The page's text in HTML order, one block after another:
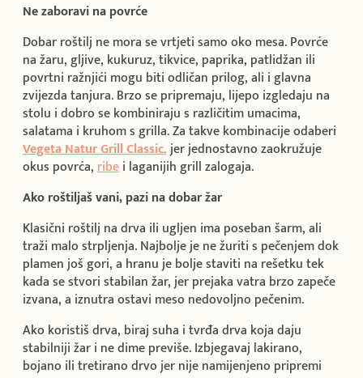
Ne zaboravi na povrće
Dobar roštilj ne mora se vrtjeti samo oko mesa. Povrće
na žaru, gljive, kukuruz, tikvice, paprika, patlidžan ili
povrtni ražnjići mogu biti odličan prilog, ali i glavna
zvijezda tanjura. Brzo se pripremaju, lijepo izgledaju na
stolu i dobro se kombiniraju s različitim umacima,
salatama i kruhom s grilla. Za takve kombinacije odaberi
Vegeta Natur Grill Classic,jer jednostavno zaokružuje
okus povrća,ribei laganijih grill zalogaja.
Ako roštiljaš vani, pazi na dobar žar
Klasični roštilj na drva ili ugljen ima poseban šarm, ali
traži malo strpljenja. Najbolje je ne žuriti s pečenjem dok
plamen još gori, a hranu je bolje staviti na rešetku tek
kada se stvori stabilan žar, jer prejaka vatra brzo zapeče
izvana, a iznutra ostavi meso nedovoljno pečenim.
Ako koristiš drva, biraj suha i tvrđa drva koja daju
stabilniji žar i ne dime previše. Izbjegavaj lakirano,
bojano ili tretirano drvo jer nije namijenjeno pripremi